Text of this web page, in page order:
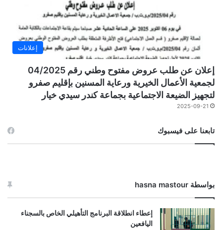
إعلانات
إعلان عن طلب عروض مفتوح وطني رقم 04/2025
لجمعية الأعمال الخيرية ورعاية المسنين بإقليم صفرو
لتجهيز الضيعة الاجتماعية بجماعة كندر سيدي خيار
2025-09-21
تابعنا على فيسبوك
بواسطة hasna mastour
إعطاء انطلاقة البرنامج التأهيلي الخاص بالسجناء
اليافعين